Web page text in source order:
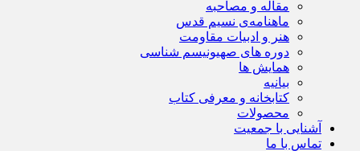
مقاله و مصاحبه
ماهنامه‌ی نسیم قدس
هنر و ادبیات مقاومت
دوره های صهیونیسم شناسی
همايش ها
بيانيه
کتابخانه و معرفی کتاب
محصولات
آشنایی با جمعیت
تماس با ما